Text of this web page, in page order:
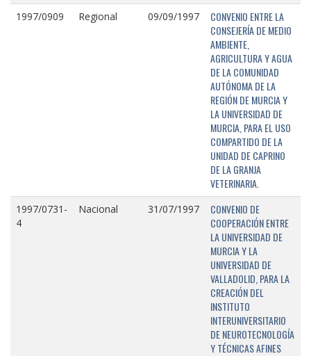
1997/0909 Regional 09/09/1997
CONVENIO ENTRE LA
CONSEJERÍA DE MEDIO
AMBIENTE,
AGRICULTURA Y AGUA
DE LA COMUNIDAD
AUTÓNOMA DE LA
REGIÓN DE MURCIA Y
LA UNIVERSIDAD DE
MURCIA, PARA EL USO
COMPARTIDO DE LA
UNIDAD DE CAPRINO
DE LA GRANJA
VETERINARIA.
1997/0731-
4
Nacional 31/07/1997
CONVENIO DE
COOPERACIÓN ENTRE
LA UNIVERSIDAD DE
MURCIA Y LA
UNIVERSIDAD DE
VALLADOLID, PARA LA
CREACIÓN DEL
INSTITUTO
INTERUNIVERSITARIO
DE NEUROTECNOLOGÍA
Y TÉCNICAS AFINES